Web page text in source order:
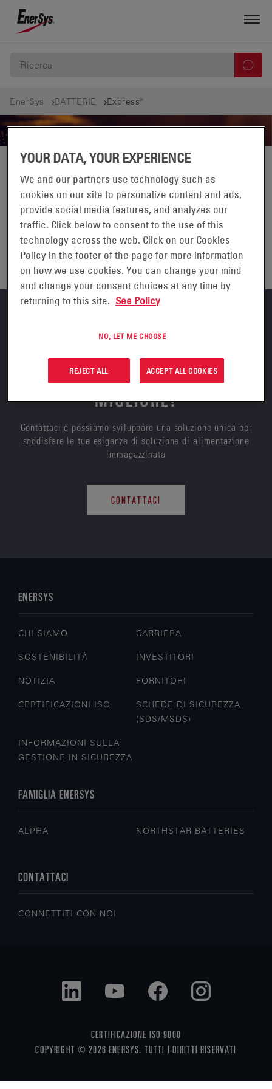
EnerSys BATTERIE Express®
FILTRO
EXPRESS®
VISUALIZZAZIONE DI 0-0 DI 0 PRODOTTI IN:
HAI BISOGNO DI AIUTO PER
TROVARE LA SOLUZIONE
MIGLIORE?
Contattaci e possiamo sviluppare una soluzione unica per
soddisfare le tue esigenze di soluzione di alimentazione
immagazzinata
CONTATTACI
ENERSYS
CHI SIAMO CARRIERA
SOSTENIBILITÀ INVESTITORI
NOTIZIA FORNITORI
CERTIFICAZIONI ISO
SCHEDE DI SICUREZZA
(SDS/MSDS)
INFORMAZIONI SULLA
GESTIONE IN SICUREZZA
FAMIGLIA ENERSYS
ALPHA NORTHSTAR BATTERIES
CONTATTACI
CONNETTITI CON NOI
CERTIFICAZIONE ISO 9000
COPYRIGHT © 2026 ENERSYS. TUTTI I DIRITTI RISERVATI
YOUR DATA, YOUR EXPERIENCE
We and our partners use technology such as
cookies on our site to personalize content and ads,
provide social media features, and analyzes our
traffic. Click below to consent to the use of this
technology across the web. Click on our Cookies
Policy in the footer of the page for more information
on how we use cookies. You can change your mind
and change your consent choices at any time by
returning to this site. See Policy
NO, LET ME CHOOSE
REJECT ALL ACCEPT ALL COOKIES